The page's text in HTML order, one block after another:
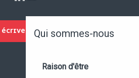
Qui sommes-nous
Raison d'être
ÉCRIVEZ-NOUS